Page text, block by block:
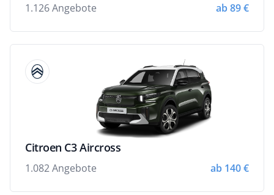
1.126 Angebote ab 89 €
Citroen C3 Aircross
1.082 Angebote ab 140 €